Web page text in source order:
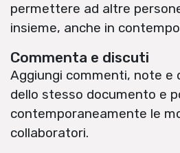
permettere ad altre
insieme, anche in
Commenta e discuti
Aggiungi commenti, note e
dello stesso documento e
contemporaneamente le
collaboratori.